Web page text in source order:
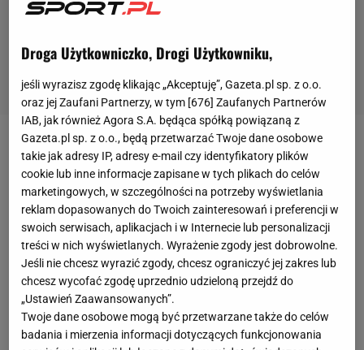
Adam Kszczot na swoim koncie na Facebooku
wystosował komunikat, w którym poinformował o
tym, że nie wystąpi naigrzyskach olimpijskichw
Tokio. Polak miał startowaćw biegu na 800 metrów
"Najważniejszy moment dla każdego sportowca.
Przygotowujemy się do tego latami, ciężko
pracujemy aby pojechać na Igrzyska, niestety tym
razem nie będzie mnie na nich, mimo iż posiadam
minimum i prawo startu, zdecydowałem inaczej,
Droga Użytkowniczko, Drogi Użytkowniku,
jeśli wyrazisz zgodę klikając „Akceptuję”, Gazeta.pl sp. z o.o.
oraz jej Zaufani Partnerzy, w tym [676] Zaufanych Partnerów
IAB, jak również Agora S.A. będąca spółką powiązaną z
Gazeta.pl sp. z o.o., będą przetwarzać Twoje dane osobowe
takie jak adresy IP, adresy e-mail czy identyfikatory plików
cookie lub inne informacje zapisane w tych plikach do celów
marketingowych, w szczególności na potrzeby wyświetlania
reklam dopasowanych do Twoich zainteresowań i preferencji w
swoich serwisach, aplikacjach i w Internecie lub personalizacji
treści w nich wyświetlanych. Wyrażenie zgody jest dobrowolne.
Jeśli nie chcesz wyrazić zgody, chcesz ograniczyć jej zakres lub
chcesz wycofać zgodę uprzednio udzieloną przejdź do
„Ustawień Zaawansowanych”.
Twoje dane osobowe mogą być przetwarzane także do celów
badania i mierzenia informacji dotyczących funkcjonowania